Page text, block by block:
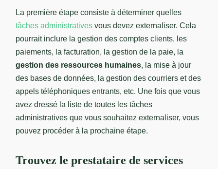
La première étape consiste à déterminer quelles
tâches administratives vous devez externaliser. Cela
pourrait inclure la gestion des comptes clients, les
paiements, la facturation, la gestion de la paie, la
gestion des ressources humaines, la mise à jour
des bases de données, la gestion des courriers et des
appels téléphoniques entrants, etc. Une fois que vous
avez dressé la liste de toutes les tâches
administratives que vous souhaitez externaliser, vous
pouvez procéder à la prochaine étape.
Trouvez le prestataire de services